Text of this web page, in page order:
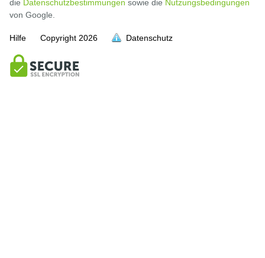
die Datenschutzbestimmungen sowie die Nutzungsbedingungen
von Google.
Hilfe Copyright 2026 Datenschutz